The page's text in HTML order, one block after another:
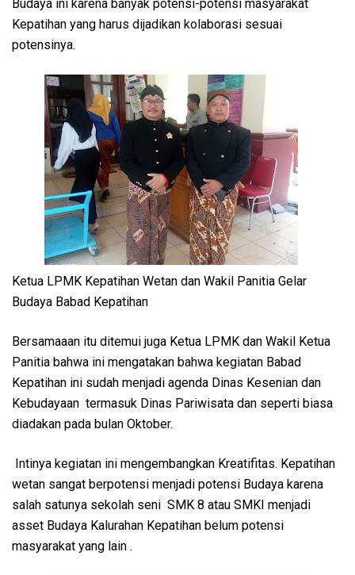
Budaya ini karena banyak potensi-potensi masyarakat
Kepatihan yang harus dijadikan kolaborasi sesuai
potensinya.
Ketua LPMK Kepatihan Wetan dan Wakil Panitia Gelar
Budaya Babad Kepatihan
Bersamaaan itu ditemui juga Ketua LPMK dan Wakil Ketua
Panitia bahwa ini mengatakan bahwa kegiatan Babad
Kepatihan ini sudah menjadi agenda Dinas Kesenian dan
Kebudayaan termasuk Dinas Pariwisata dan seperti biasa
diadakan pada bulan Oktober.
Intinya kegiatan ini mengembangkan Kreatifitas. Kepatihan
wetan sangat berpotensi menjadi potensi Budaya karena
salah satunya sekolah seni SMK 8 atau SMKI menjadi
asset Budaya Kalurahan Kepatihan belum potensi
masyarakat yang lain .